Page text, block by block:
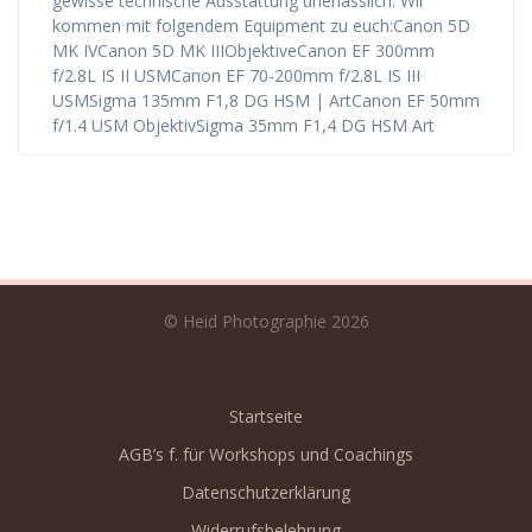
kommen mit folgendem Equipment zu euch:Canon 5D
MK IVCanon 5D MK IIIObjektiveCanon EF 300mm
f/2.8L IS II USMCanon EF 70-200mm f/2.8L IS III
USMSigma 135mm F1,8 DG HSM | ArtCanon EF 50mm
f/1.4 USM ObjektivSigma 35mm F1,4 DG HSM Art
© Heid Photographie 2026
Startseite
AGB’s f. für Workshops und Coachings
Datenschutzerklärung